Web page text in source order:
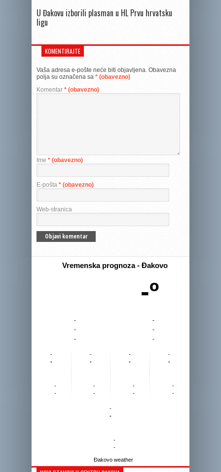
U Đakovu izborili plasman u HL Prvu hrvatsku
ligu
KOMENTIRAJTE
Vaša adresa e-pošte neće biti objavljena. Obavezna
polja su označena sa * (obavezno)
Komentar * (obavezno)
Ime * (obavezno)
E-pošta * (obavezno)
Web-stranica
Vremenska prognoza - Đakovo
-º
-
-
-
-
-
-
-
-
-
-
-
-
-
-
-
-
-
-
-
-
-
-
-
-
-
-
Đakovo weather